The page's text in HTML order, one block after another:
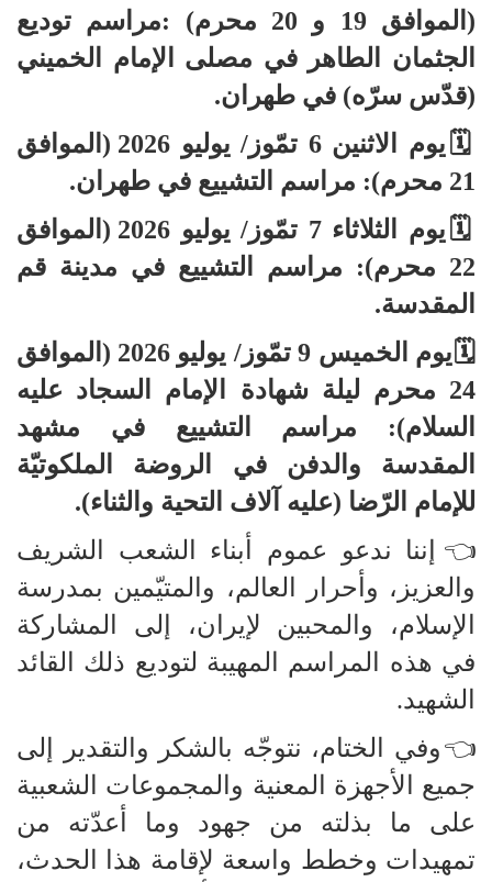
(الموافق 19 و 20 محرم) :مراسم توديع
الجثمان الطاهر في مصلى الإمام الخميني
(قدّس سرّه) في طهران.
🗓يوم الاثنين 6 تمّوز/ يوليو 2026 (الموافق
21 محرم): مراسم التشييع في طهران.
🗓يوم الثلاثاء 7 تمّوز/ يوليو 2026 (الموافق
22 محرم): مراسم التشييع في مدينة قم
المقدسة.
🗓يوم الخميس 9 تمّوز/ يوليو 2026 (الموافق
24 محرم ليلة شهادة الإمام السجاد عليه
السلام): مراسم التشييع في مشهد
المقدسة والدفن في الروضة الملكوتيّة
للإمام الرّضا (عليه آلاف التحية والثناء).
👈إننا ندعو عموم أبناء الشعب الشريف
والعزيز، وأحرار العالم، والمتيّمين بمدرسة
الإسلام، والمحبين لإيران، إلى المشاركة
في هذه المراسم المهيبة لتوديع ذلك القائد
الشهيد.
👈وفي الختام، نتوجّه بالشكر والتقدير إلى
جميع الأجهزة المعنية والمجموعات الشعبية
على ما بذلته من جهود وما أعدّته من
تمهيدات وخطط واسعة لإقامة هذا الحدث،